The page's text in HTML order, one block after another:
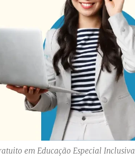
em Educação Especial Inclusiva